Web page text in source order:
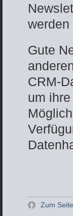
Gute
CRM-
um
Zum